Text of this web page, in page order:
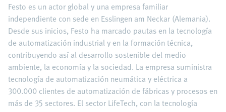
Festo es un actor global y una empresa familiar
independiente con sede en Esslingen am Neckar (Alemania).
Desde sus inicios, Festo ha marcado pautas en la tecnología
de automatización industrial y en la formación técnica,
contribuyendo así al desarrollo sostenible del medio
ambiente, la economía y la sociedad. La empresa suministra
tecnología de automatización neumática y eléctrica a
300.000 clientes de automatización de fábricas y procesos en
más de 35 sectores. El sector LifeTech, con la tecnología